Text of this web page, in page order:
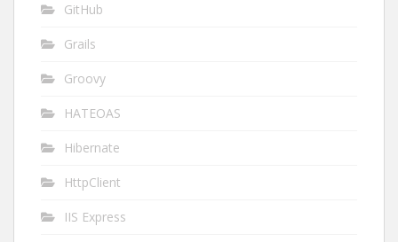
GitHub
Grails
Groovy
HATEOAS
Hibernate
HttpClient
IIS Express